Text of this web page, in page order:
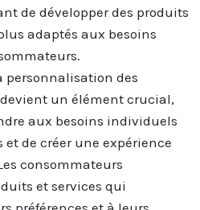
de développer des produits
adaptés aux besoins
personnalisation des
un élément crucial,
aux besoins individuels
de créer une expérience
consommateurs
et services qui